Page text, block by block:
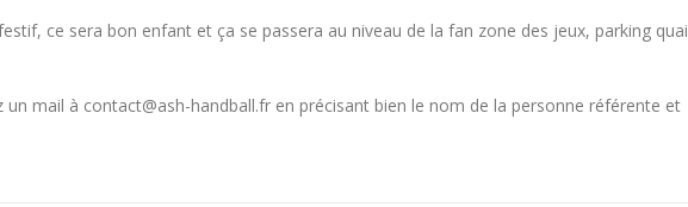
ce sera bon enfant et ça se passera au niveau de la fan zone des jeux, parking quai
un mail à contact@ash-handball.fr en précisant bien le nom de la personne référente et